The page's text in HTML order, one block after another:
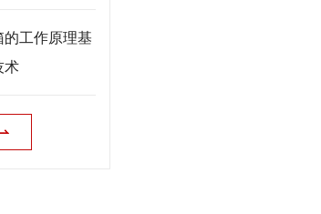
工作原理基
术